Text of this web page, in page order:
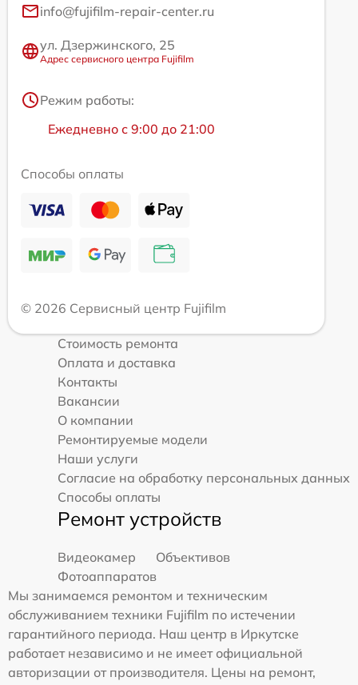
info@fujifilm-repair-center.ru
ул. Дзержинского, 25
Адрес сервисного центра Fujifilm
Режим работы:
Ежедневно с 9:00 до 21:00
Способы оплаты
© 2026 Сервисный центр Fujifilm
Стоимость ремонта
Оплата и доставка
Контакты
Вакансии
О компании
Ремонтируемые модели
Наши услуги
Согласие на обработку персональных данных
Способы оплаты
Ремонт устройств
Видеокамер
Объективов
Фотоаппаратов
Мы занимаемся ремонтом и техническим
обслуживанием техники Fujifilm по истечении
гарантийного периода. Наш центр в Иркутске
работает независимо и не имеет официальной
авторизации от производителя. Цены на ремонт,